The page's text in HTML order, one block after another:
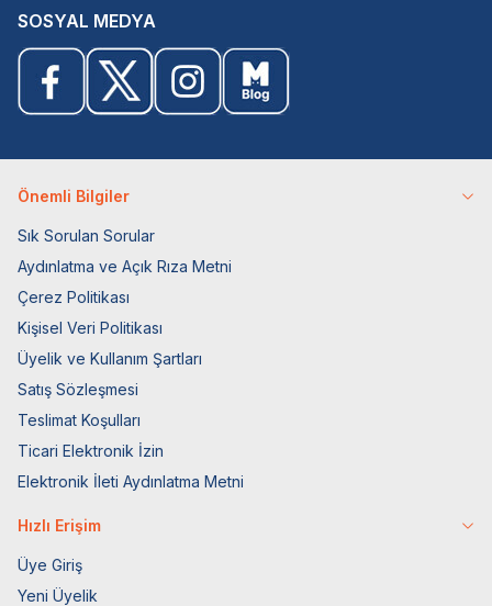
SOSYAL MEDYA
Önemli Bilgiler
Sık Sorulan Sorular
Aydınlatma ve Açık Rıza Metni
Çerez Politikası
Kişisel Veri Politikası
Üyelik ve Kullanım Şartları
Satış Sözleşmesi
Teslimat Koşulları
Ticari Elektronik İzin
Elektronik İleti Aydınlatma Metni
Hızlı Erişim
Üye Giriş
Yeni Üyelik